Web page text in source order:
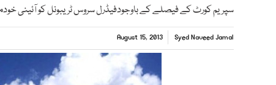
سپریم کورٹ کے فیصلے کے باوجودفیڈرل سروس ٹریبونل کو آئینی
Syed Naveed Jamal
August 15, 2013